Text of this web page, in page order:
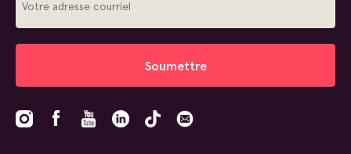
Soumettre